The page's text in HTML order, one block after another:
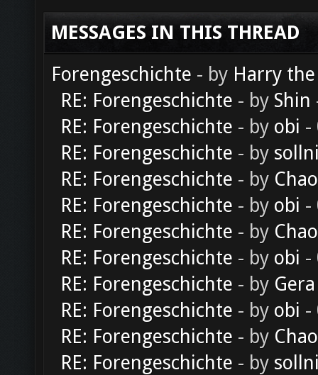
MESSAGES IN THIS THREAD
Forengeschichte - by Harry
RE: Forengeschichte - by Shin
RE: Forengeschichte - by obi -
RE: Forengeschichte - by
RE: Forengeschichte - by
RE: Forengeschichte - by obi -
RE: Forengeschichte - by
RE: Forengeschichte - by obi -
RE: Forengeschichte - by Gera
RE: Forengeschichte - by obi -
RE: Forengeschichte - by
RE: Forengeschichte - by